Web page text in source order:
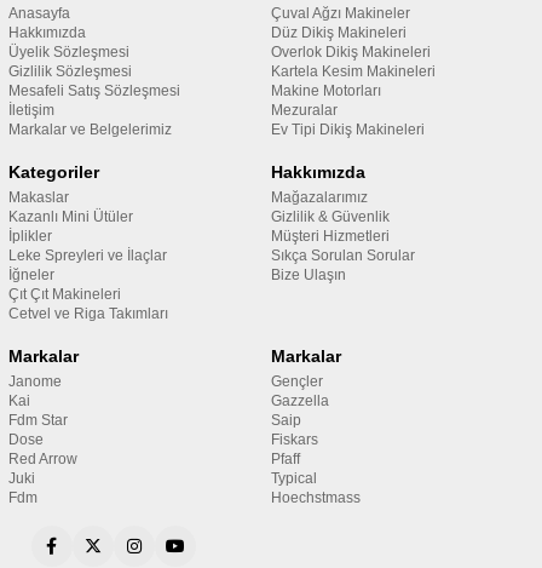
Anasayfa
Hakkımızda
Üyelik Sözleşmesi
Gizlilik Sözleşmesi
Mesafeli Satış Sözleşmesi
İletişim
Markalar ve Belgelerimiz
Çuval Ağzı Makineler
Düz Dikiş Makineleri
Overlok Dikiş Makineleri
Kartela Kesim Makineleri
Makine Motorları
Mezuralar
Ev Tipi Dikiş Makineleri
Kategoriler
Makaslar
Kazanlı Mini Ütüler
İplikler
Leke Spreyleri ve İlaçlar
İğneler
Çıt Çıt Makineleri
Cetvel ve Riga Takımları
Hakkımızda
Mağazalarımız
Gizlilik & Güvenlik
Müşteri Hizmetleri
Sıkça Sorulan Sorular
Bize Ulaşın
Markalar
Janome
Kai
Fdm Star
Dose
Red Arrow
Juki
Fdm
Markalar
Gençler
Gazzella
Saip
Fiskars
Pfaff
Typical
Hoechstmass